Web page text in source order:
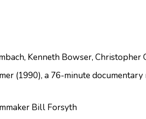
Kenneth Bowser, Christopher
(1990), a 76-minute
Bill Forsyth